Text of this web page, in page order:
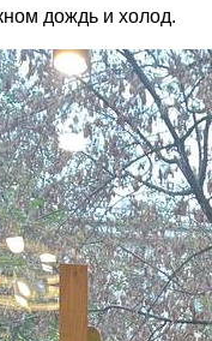
дождь и холод.